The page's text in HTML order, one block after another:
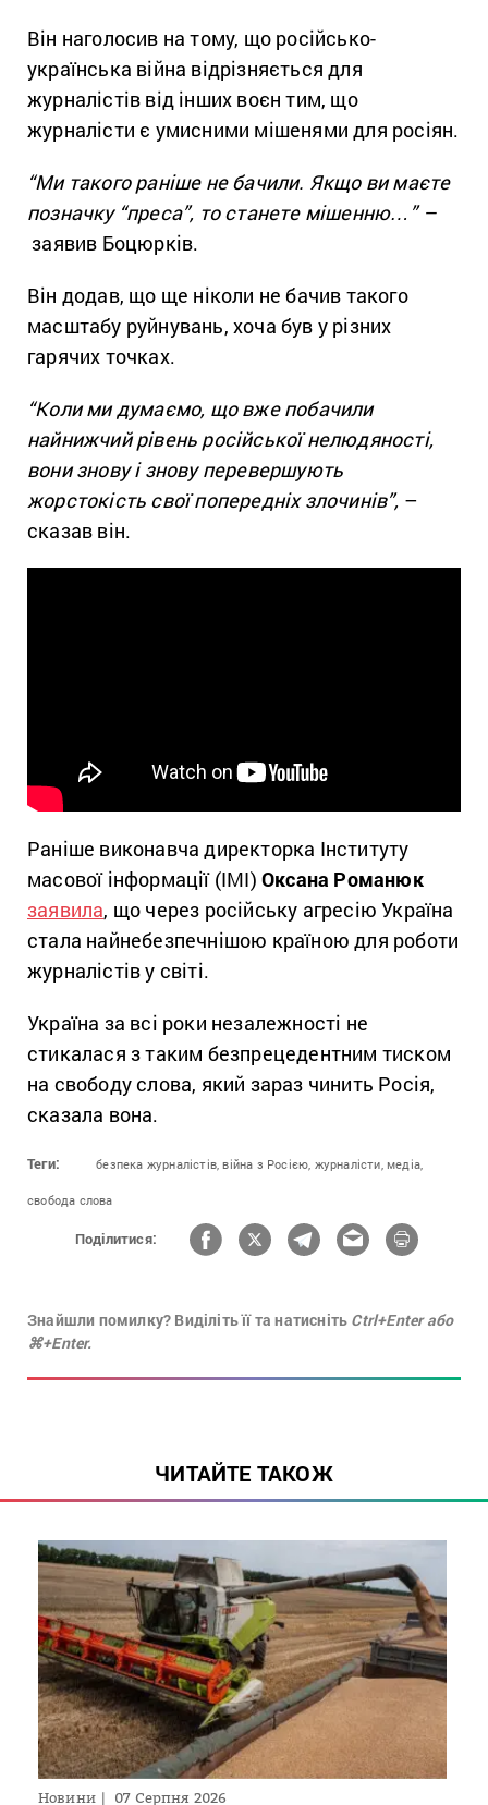
Він наголосив на тому, що російсько-
українська війна відрізняється для
журналістів від інших воєн тим, що
журналісти є умисними мішенями для росіян.
“Ми такого раніше не бачили. Якщо ви маєте
позначку “преса”, то станете мішенню…” –
заявив Боцюрків.
Він додав, що ще ніколи не бачив такого
масштабу руйнувань, хоча був у різних
гарячих точках.
“Коли ми думаємо, що вже побачили
найнижчий рівень російської нелюдяності,
вони знову і знову перевершують
жорстокість свої попередніх злочинів”, –
сказав він.
Раніше виконавча директорка Інституту
масової інформації (ІМІ) Оксана Романюк
заявила, що через російську агресію Україна
стала найнебезпечнішою країною для роботи
журналістів у світі.
Україна за всі роки незалежності не
стикалася з таким безпрецедентним тиском
на свободу слова, який зараз чинить Росія,
сказала вона.
Теги: безпека журналістів, війна з Росією, журналісти, медіа,
свобода слова
Поділитися:
Знайшли помилку? Виділіть її та натисніть Ctrl+Enter або
⌘+Enter.
ЧИТАЙТЕ ТАКОЖ
Новини 07 Серпня 2026